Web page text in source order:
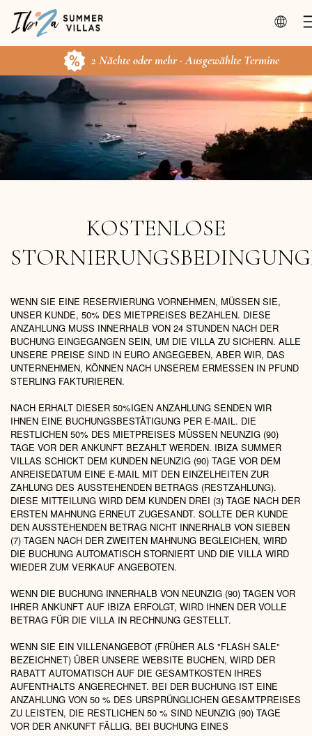
2 Nächte oder mehr · Ausgewählte Termine
KOSTENLOSE
WENN SIE EINE RESERVIERUNG VORNEHMEN, MÜSSEN SIE,
UNSER KUNDE, 50% DES MIETPREISES BEZAHLEN. DIESE
ANZAHLUNG MUSS INNERHALB VON 24 STUNDEN NACH DER
BUCHUNG EINGEGANGEN SEIN, UM DIE VILLA ZU SICHERN. ALLE
UNSERE PREISE SIND IN EURO ANGEGEBEN, ABER WIR, DAS
UNTERNEHMEN, KÖNNEN NACH UNSEREM ERMESSEN IN PFUND
STERLING FAKTURIEREN.
NACH ERHALT DIESER 50%IGEN ANZAHLUNG SENDEN WIR
IHNEN EINE BUCHUNGSBESTÄTIGUNG PER E-MAIL. DIE
RESTLICHEN 50% DES MIETPREISES MÜSSEN NEUNZIG (90)
TAGE VOR DER ANKUNFT BEZAHLT WERDEN. IBIZA SUMMER
VILLAS SCHICKT DEM KUNDEN NEUNZIG (90) TAGE VOR DEM
ANREISEDATUM EINE E-MAIL MIT DEN EINZELHEITEN ZUR
ZAHLUNG DES AUSSTEHENDEN BETRAGS (RESTZAHLUNG).
DIESE MITTEILUNG WIRD DEM KUNDEN DREI (3) TAGE NACH DER
ERSTEN MAHNUNG ERNEUT ZUGESANDT. SOLLTE DER KUNDE
DEN AUSSTEHENDEN BETRAG NICHT INNERHALB VON SIEBEN
(7) TAGEN NACH DER ZWEITEN MAHNUNG BEGLEICHEN, WIRD
DIE BUCHUNG AUTOMATISCH STORNIERT UND DIE VILLA WIRD
WIEDER ZUM VERKAUF ANGEBOTEN.
WENN DIE BUCHUNG INNERHALB VON NEUNZIG (90) TAGEN VOR
IHRER ANKUNFT AUF IBIZA ERFOLGT, WIRD IHNEN DER VOLLE
BETRAG FÜR DIE VILLA IN RECHNUNG GESTELLT.
WENN SIE EIN VILLENANGEBOT (FRÜHER ALS "FLASH SALE"
BEZEICHNET) ÜBER UNSERE WEBSITE BUCHEN, WIRD DER
RABATT AUTOMATISCH AUF DIE GESAMTKOSTEN IHRES
AUFENTHALTS ANGERECHNET. BEI DER BUCHUNG IST EINE
ANZAHLUNG VON 50 % DES URSPRÜNGLICHEN GESAMTPREISES
ZU LEISTEN, DIE RESTLICHEN 50 % SIND NEUNZIG (90) TAGE
VOR DER ANKUNFT FÄLLIG. BEI BUCHUNG EINES